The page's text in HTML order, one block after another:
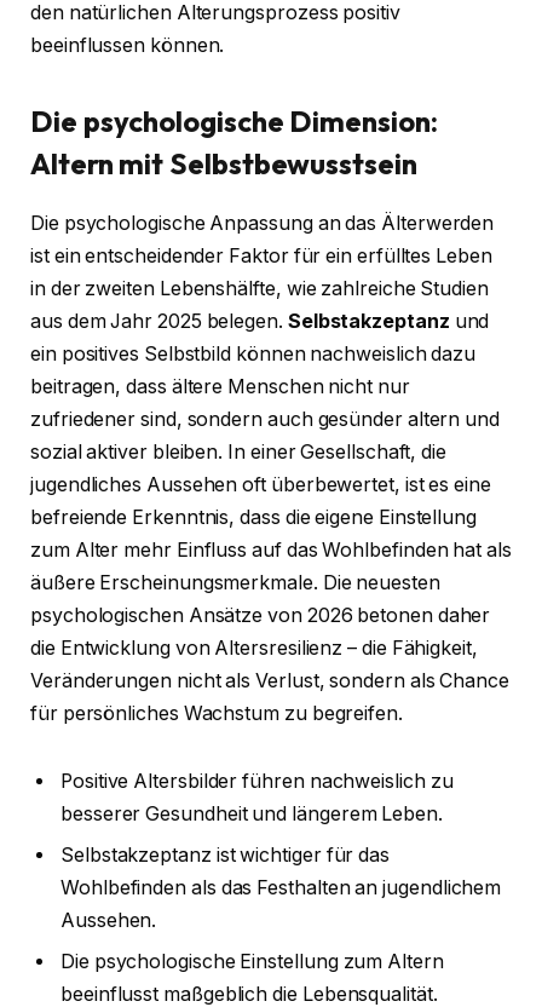
den natürlichen Alterungsprozess positiv
beeinflussen können.
Die psychologische Dimension:
Altern mit Selbstbewusstsein
Die psychologische Anpassung an das Älterwerden
ist ein entscheidender Faktor für ein erfülltes Leben
in der zweiten Lebenshälfte, wie zahlreiche Studien
aus dem Jahr 2025 belegen. Selbstakzeptanz und
ein positives Selbstbild können nachweislich dazu
beitragen, dass ältere Menschen nicht nur
zufriedener sind, sondern auch gesünder altern und
sozial aktiver bleiben. In einer Gesellschaft, die
jugendliches Aussehen oft überbewertet, ist es eine
befreiende Erkenntnis, dass die eigene Einstellung
zum Alter mehr Einfluss auf das Wohlbefinden hat als
äußere Erscheinungsmerkmale. Die neuesten
psychologischen Ansätze von 2026 betonen daher
die Entwicklung von Altersresilienz – die Fähigkeit,
Veränderungen nicht als Verlust, sondern als Chance
für persönliches Wachstum zu begreifen.
Positive Altersbilder führen nachweislich zu
besserer Gesundheit und längerem Leben.
Selbstakzeptanz ist wichtiger für das
Wohlbefinden als das Festhalten an jugendlichem
Aussehen.
Die psychologische Einstellung zum Altern
beeinflusst maßgeblich die Lebensqualität.